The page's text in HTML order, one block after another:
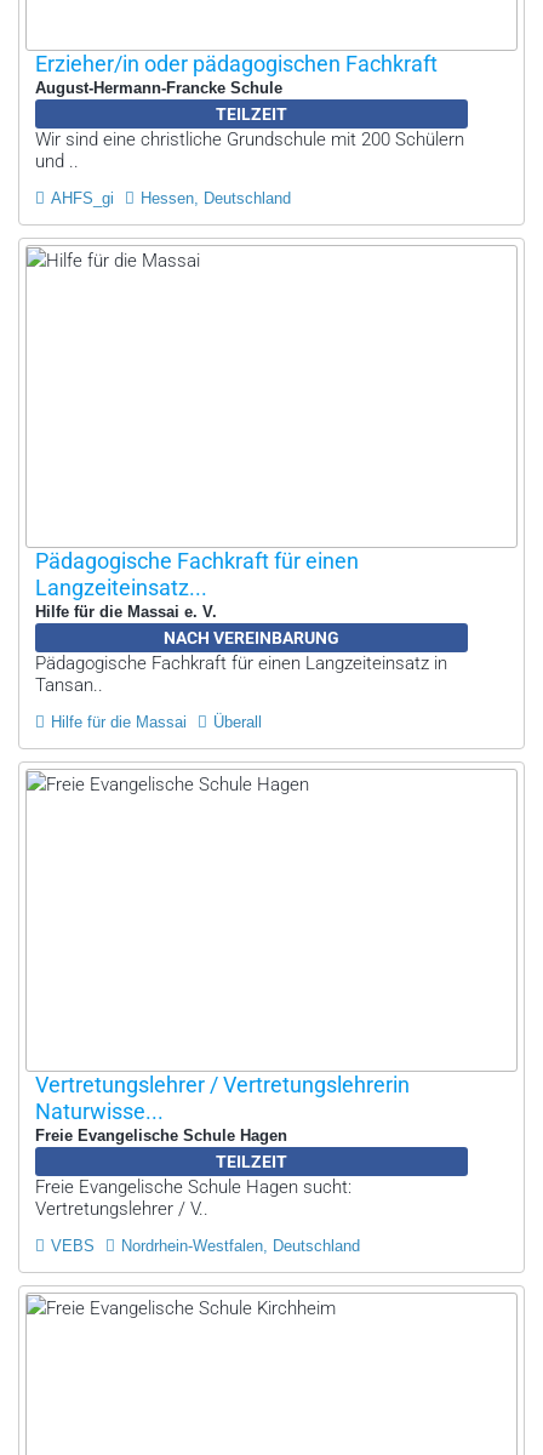
Erzieher/in oder pädagogischen Fachkraft
August-Hermann-Francke Schule
TEILZEIT
Wir sind eine christliche Grundschule mit 200 Schülern
und ..
AHFS_gi Hessen, Deutschland
Pädagogische Fachkraft für einen
Langzeiteinsatz...
Hilfe für die Massai e. V.
NACH VEREINBARUNG
Pädagogische Fachkraft für einen Langzeiteinsatz in
Tansan..
Hilfe für die Massai Überall
Vertretungslehrer / Vertretungslehrerin
Naturwisse...
Freie Evangelische Schule Hagen
TEILZEIT
Freie Evangelische Schule Hagen sucht:
Vertretungslehrer / V..
VEBS Nordrhein-Westfalen, Deutschland